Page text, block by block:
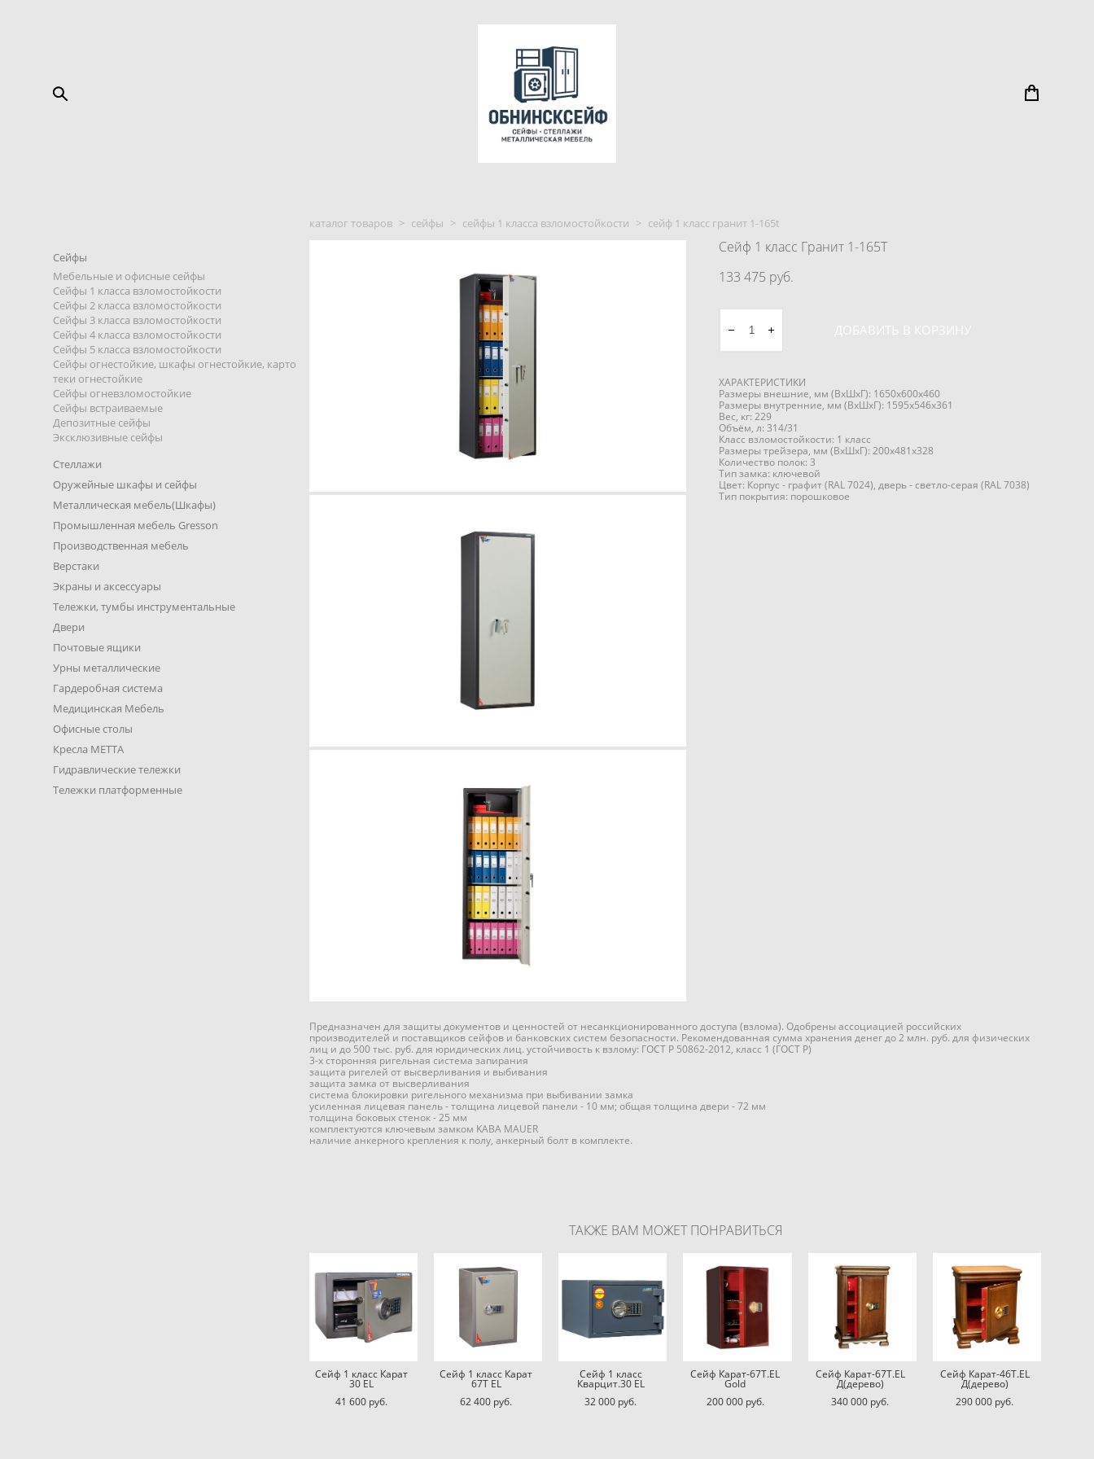
Сейфы
Мебельные и офисные сейфы
Сейфы 1 класса взломостойкости
Сейфы 2 класса взломостойкости
Сейфы 3 класса взломостойкости
Сейфы 4 класса взломостойкости
Сейфы 5 класса взломостойкости
Сейфы огнестойкие, шкафы огнестойкие, карто
теки огнестойкие
Сейфы огневзломостойкие
Сейфы встраиваемые
Депозитные сейфы
Эксклюзивные сейфы
Стеллажи
Оружейные шкафы и сейфы
Металлическая мебель(Шкафы)
Промышленная мебель Gresson
Производственная мебель
Верстаки
Экраны и аксессуары
Тележки, тумбы инструментальные
Двери
Почтовые ящики
Урны металлические
Гардеробная система
Медицинская Мебель
Офисные столы
Кресла METTA
Гидравлические тележки
Тележки платформенные
каталог товаров > сейфы > сейфы 1 класса взломостойкости > сейф 1 класс гранит 1-165t
Сейф 1 класс Гранит 1-165T
133 475 pуб.
ДОБАВИТЬ В КОРЗИНУ
ХАРАКТЕРИСТИКИ
Размеры внешние, мм (ВхШхГ): 1650x600x460
Размеры внутренние, мм (ВхШхГ): 1595x546x361
Вес, кг: 229
Объём, л: 314/31
Класс взломостойкости: 1 класс
Размеры трейзера, мм (ВхШхГ): 200х481х328
Количество полок: 3
Тип замка: ключевой
Цвет: Корпус - графит (RAL 7024), дверь - светло-серая (RAL 7038)
Тип покрытия: порошковое
Предназначен для защиты документов и ценностей от несанкционированного доступа (взлома). Одобрены ассоциацией российских
производителей и поставщиков сейфов и банковских систем безопасности. Рекомендованная сумма хранения денег до 2 млн. руб. для физических
лиц и до 500 тыс. руб. для юридических лиц. устойчивость к взлому: ГОСТ Р 50862-2012, класс 1 (ГОСТ Р)
3-х сторонняя ригельная система запирания
защита ригелей от высверливания и выбивания
защита замка от высверливания
система блокировки ригельного механизма при выбивании замка
усиленная лицевая панель - толщина лицевой панели - 10 мм; общая толщина двери - 72 мм
толщина боковых стенок - 25 мм
комплектуются ключевым замком KABA MAUER
наличие анкерного крепления к полу, анкерный болт в комплекте.
ТАКЖЕ ВАМ МОЖЕТ ПОНРАВИТЬСЯ
Сейф 1 класс Карат
30 EL
41 600 pуб.
Сейф 1 класс Карат
67T EL
62 400 pуб.
Сейф 1 класс
Кварцит.30 EL
32 000 pуб.
Сейф Карат-67Т.EL
Gold
200 000 pуб.
Сейф Карат-67Т.EL
Д(дерево)
340 000 pуб.
Сейф Карат-46Т.EL
Д(дерево)
290 000 pуб.